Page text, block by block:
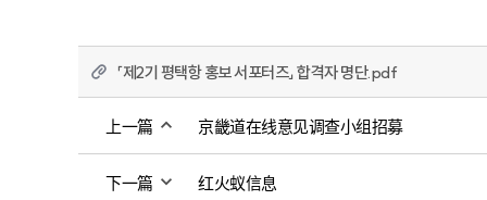
「제2기 평택항 홍보 서포터즈」 합격자 명단.pdf
上一篇 京畿道在线意见调查小组招募
下一篇 红火蚁信息